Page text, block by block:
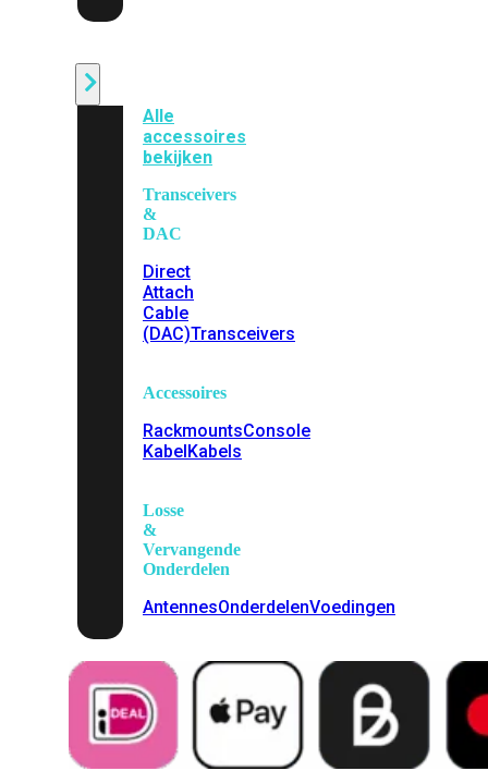
Alle
accessoires
bekijken
Transceivers
&
DAC
Direct
Attach
Cable
(DAC)Transceivers
Accessoires
RackmountsConsole
KabelKabels
Losse
&
Vervangende
Onderdelen
AntennesOnderdelenVoedingen